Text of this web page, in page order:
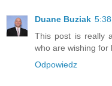
Duane Buziak
This post is really
who are wishing for
Odpowiedz